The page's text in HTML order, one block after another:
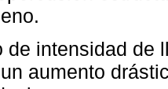
de intensidad de
aumento